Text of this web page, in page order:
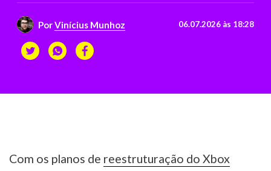
PorVinícius Munhoz 06.07.2026 às 18:28
Com os planos de reestruturação do Xbox